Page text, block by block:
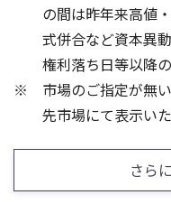
0
3
0
10
20
の間は昨年来高値
式併合など資本異
権利落ち日等以降
市場のご指定が無
先市場にて表示いた
さら